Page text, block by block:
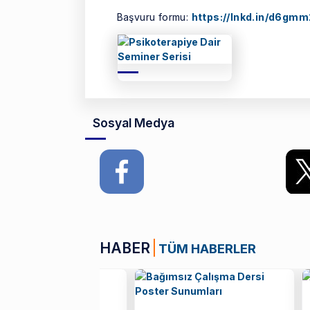
Başvuru formu: https://lnkd.in/
Sosyal Medya
HABER TÜM HABERLER